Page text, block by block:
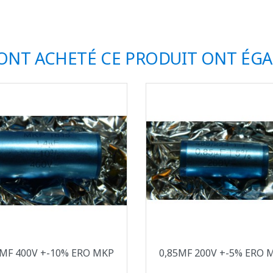
ACHETÉ CE PRODUIT ONT
Aperçu rapide
400V +-10% ERO MKP Aperçu rapide
0,85ΜF 200V +-5% ERO